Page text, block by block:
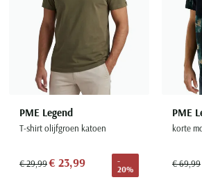
PME Legend
T-shirt olijfgroen katoen
€ 29,99€ 23,99
-
20%
PME
€ 69,99